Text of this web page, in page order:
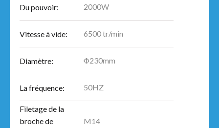
Du pouvoir: 2000W
Vitesse à vide: 6500 tr/min
Diamètre: Φ230mm
La fréquence: 50HZ
Filetage de la
broche de
M14